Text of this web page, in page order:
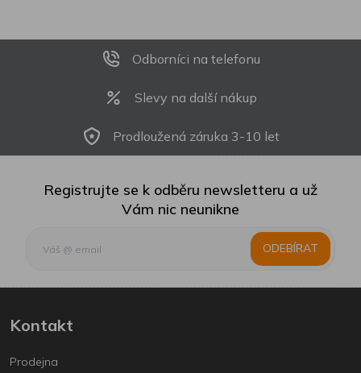
Odborníci na telefonu
Slevy na další nákup
Prodloužená záruka 3-10 let
Registrujte se k odběru newsletteru a už
Vám nic neunikne
ODEBÍRAT
Kontakt
Prodejna